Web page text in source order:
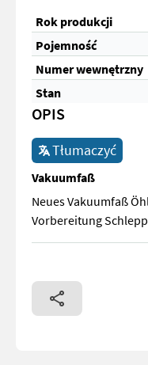
Rok produkcji
Pojemność
Numer wewnętrzny
Stan
OPIS
Tłumaczyć
Vakuumfaß
Neues Vakuumfaß
Vorbereitung
Neues Vakuumfaß